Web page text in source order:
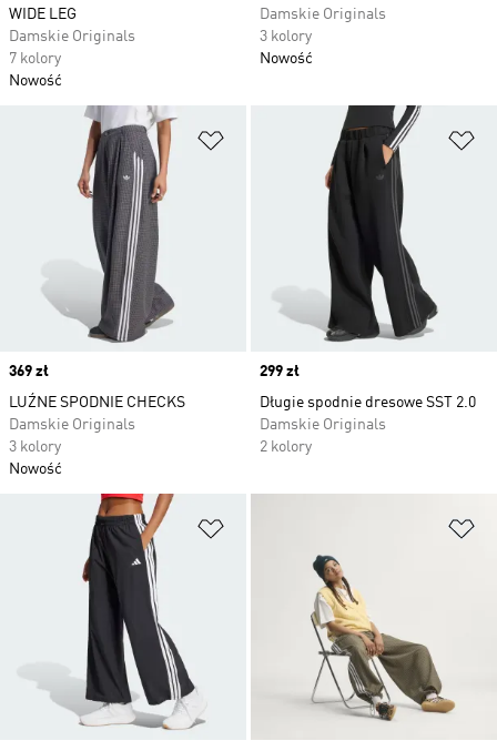
WIDE LEG
Damskie Originals
7 kolory
Nowość
Damskie Originals
3 kolory
Nowość
Dodaj do listy życzeń
Price
369 zł
LUŹNE SPODNIE CHECKS
Damskie Originals
3 kolory
Nowość
Price
299 zł
Długie spodnie dresowe SST 2.0
Damskie Originals
2 kolory